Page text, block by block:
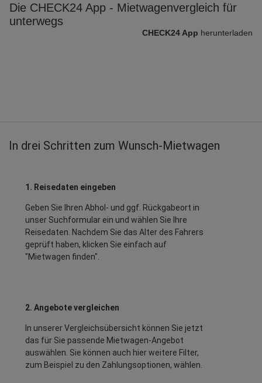
Die CHECK24 App - Mietwagenvergleich für
unterwegs
CHECK24 App herunterladen
In drei Schritten zum Wunsch-Mietwagen
1. Reisedaten eingeben
Geben Sie Ihren Abhol- und ggf. Rückgabeort in
unser Suchformular ein und wählen Sie Ihre
Reisedaten. Nachdem Sie das Alter des Fahrers
geprüft haben, klicken Sie einfach auf
"Mietwagen finden".
2. Angebote vergleichen
In unserer Vergleichsübersicht können Sie jetzt
das für Sie passende Mietwagen-Angebot
auswählen. Sie können auch hier weitere Filter,
zum Beispiel zu den Zahlungsoptionen, wählen.